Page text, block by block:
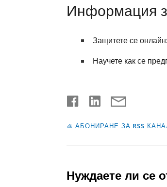
Информация
Защитете се онлайн:
Научете как се
АБОНИРАНЕ ЗА RSS
Нуждаете ли се